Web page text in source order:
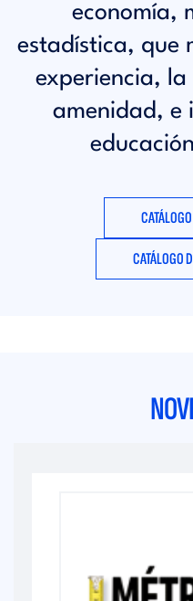
economía,
estadística, que
experiencia,
amenidad, e
CATÁLOGO